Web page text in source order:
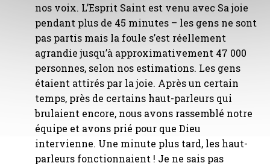
nos voix. L’Esprit Saint est venu avec Sa joie
pendant plus de 45 minutes – les gens ne sont
pas partis mais la foule s’est réellement
agrandie jusqu’à approximativement 47 000
personnes, selon nos estimations. Les gens
étaient attirés par la joie. Après un certain
temps, près de certains haut-parleurs qui
brulaient encore, nous avons rassemblé notre
équipe et avons prié pour que Dieu
intervienne. Une minute plus tard, les haut-
parleurs fonctionnaient ! Je ne sais pas